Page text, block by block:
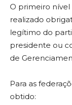
O primeiro nível
realizado
legítimo do
presidente ou
de
Para as
obtido: